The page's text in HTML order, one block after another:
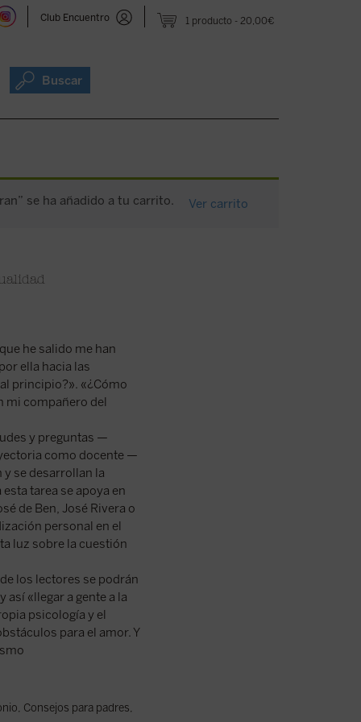
1 producto 20,00€
Club Encuentro
Buscar
se ha añadido a tu carrito. Ver carrito
he salido me han
ella hacia las
principio?». «¿Cómo
mi compañero del
y preguntas —
como docente —
y se desarrollan la
tarea se apoya en
de Ben, José Rivera o
personal en el
luz sobre la cuestión
los lectores se podrán
«llegar a gente a la
psicología y el
para el amor. Y
Consejos para padres